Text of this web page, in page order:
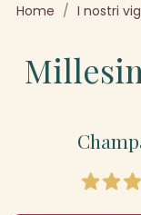
Home I nostri